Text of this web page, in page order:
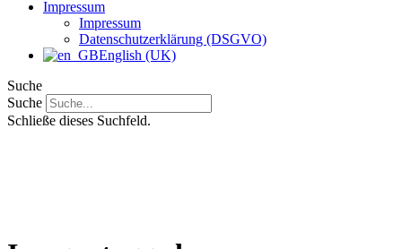
Impressum
Impressum
Datenschutzerklärung (DSGVO)
English (UK)
Suche
Suche
Schließe dieses Suchfeld.